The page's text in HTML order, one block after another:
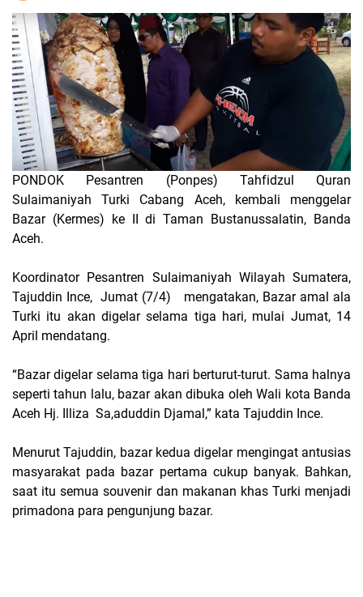
PONDOK Pesantren (Ponpes) Tahfidzul Quran
Sulaimaniyah Turki Cabang Aceh, kembali menggelar
Bazar(Kermes) keII di Taman Bustanussalatin, Banda
Aceh.
Koordinator Pesantren Sulaimaniyah Wilayah Sumatera,
Tajuddin Ince, Jumat (7/4) mengatakan, Bazar amal ala
Turki itu akan digelar selama tiga hari, mulai Jumat, 14
April mendatang.
“Bazar digelar selama tiga hari berturut-turut. Sama halnya
seperti tahun lalu, bazar akan dibuka olehWali kota Banda
Aceh Hj. Illiza Sa,aduddin Djamal,” kata Tajuddin Ince.
Menurut Tajuddin, bazar kedua digelar mengingat antusias
masyarakat pada bazar pertama cukup banyak. Bahkan,
saat itu semua souvenir dan makanan khas Turki menjadi
primadona para pengunjung bazar.